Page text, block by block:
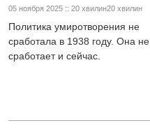
05 ноября 2025 :: 20 хвилин20 хвилин
Политика умиротворения не
сработала в 1938 году. Она не
сработает и сейчас.